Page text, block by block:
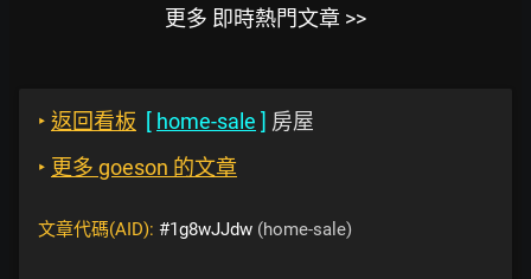
更多 即時熱門文章 >>
‣ 返回看板 [ home-sale ] 房屋
‣ 更多 goeson 的文章
文章代碼(AID): #1g8wJJdw (home-sale)